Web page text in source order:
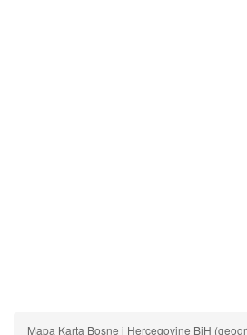
Mapa Karta Bosne i Hercegovine BiH